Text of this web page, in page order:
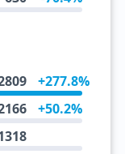
+277.8%
+50.2%